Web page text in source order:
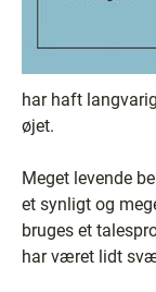
har haft
øjet.
Meget levende
et synligt og
bruges et
har været lidt